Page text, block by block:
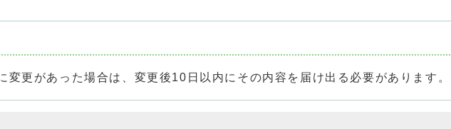
更があった場合は、変更後10日以内にその内容を届け出る必要があります。